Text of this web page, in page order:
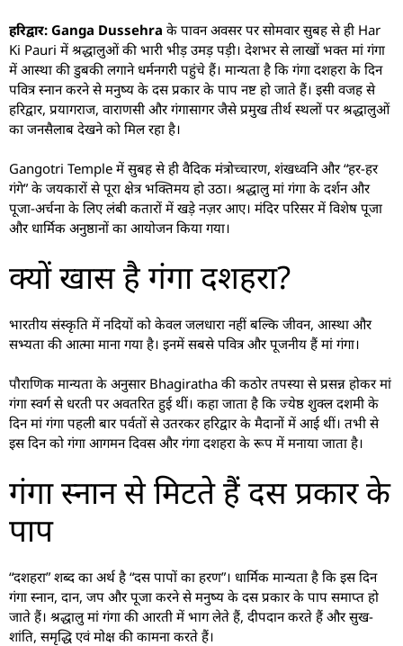
हरिद्वार: Ganga Dussehra के पावन अवसर पर सोमवार सुबह से ही Har
Ki Pauri में श्रद्धालुओं की भारी भीड़ उमड़ पड़ी। देशभर से लाखों भक्त मां गंगा
में आस्था की डुबकी लगाने धर्मनगरी पहुंचे हैं। मान्यता है कि गंगा दशहरा के दिन
पवित्र स्नान करने से मनुष्य के दस प्रकार के पाप नष्ट हो जाते हैं। इसी वजह से
हरिद्वार, प्रयागराज, वाराणसी और गंगासागर जैसे प्रमुख तीर्थ स्थलों पर श्रद्धालुओं
का जनसैलाब देखने को मिल रहा है।
Gangotri Temple में सुबह से ही वैदिक मंत्रोच्चारण, शंखध्वनि और “हर-हर
गंगे” के जयकारों से पूरा क्षेत्र भक्तिमय हो उठा। श्रद्धालु मां गंगा के दर्शन और
पूजा-अर्चना के लिए लंबी कतारों में खड़े नज़र आए। मंदिर परिसर में विशेष पूजा
और धार्मिक अनुष्ठानों का आयोजन किया गया।
क्यों खास है गंगा दशहरा?
भारतीय संस्कृति में नदियों को केवल जलधारा नहीं बल्कि जीवन, आस्था और
सभ्यता की आत्मा माना गया है। इनमें सबसे पवित्र और पूजनीय हैं मां गंगा।
पौराणिक मान्यता के अनुसार Bhagiratha की कठोर तपस्या से प्रसन्न होकर मां
गंगा स्वर्ग से धरती पर अवतरित हुई थीं। कहा जाता है कि ज्येष्ठ शुक्ल दशमी के
दिन मां गंगा पहली बार पर्वतों से उतरकर हरिद्वार के मैदानों में आई थीं। तभी से
इस दिन को गंगा आगमन दिवस और गंगा दशहरा के रूप में मनाया जाता है।
गंगा स्नान से मिटते हैं दस प्रकार के
पाप
“दशहरा” शब्द का अर्थ है “दस पापों का हरण”। धार्मिक मान्यता है कि इस दिन
गंगा स्नान, दान, जप और पूजा करने से मनुष्य के दस प्रकार के पाप समाप्त हो
जाते हैं। श्रद्धालु मां गंगा की आरती में भाग लेते हैं, दीपदान करते हैं और सुख-
शांति, समृद्धि एवं मोक्ष की कामना करते हैं।